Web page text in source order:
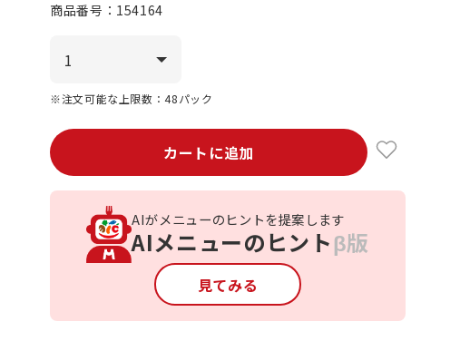
商品番号： 154164
※注文可能な上限数：48パック
カートに追加
AIがメニューのヒントを提案します
AIメニューのヒントβ版
見てみる